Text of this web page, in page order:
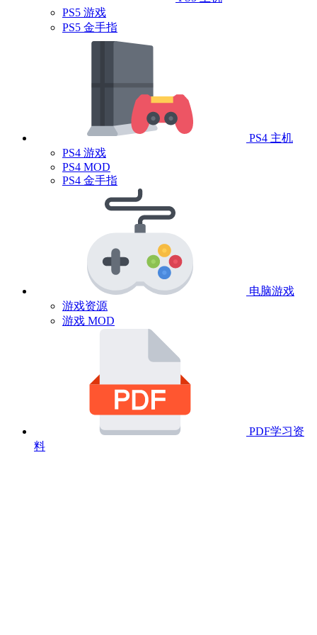
PS5 游戏
PS5 金手指
PS4 主机
PS4 游戏
PS4 MOD
PS4 金手指
电脑游戏
游戏资源
游戏 MOD
PDF学习资
料